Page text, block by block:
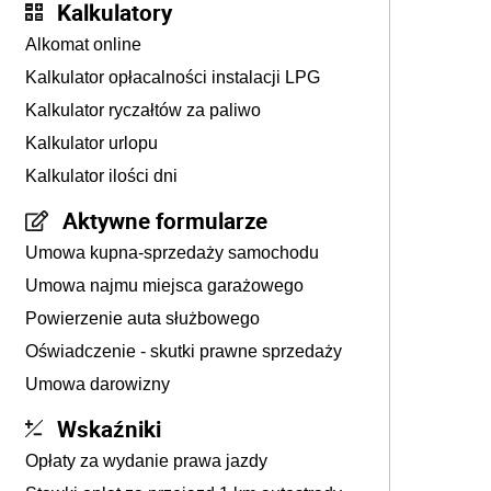
Kalkulatory
Alkomat online
Kalkulator opłacalności instalacji LPG
Kalkulator ryczałtów za paliwo
Kalkulator urlopu
Kalkulator ilości dni
Aktywne formularze
Umowa kupna-sprzedaży samochodu
Umowa najmu miejsca garażowego
Powierzenie auta służbowego
Oświadczenie - skutki prawne sprzedaży
Umowa darowizny
Wskaźniki
Opłaty za wydanie prawa jazdy